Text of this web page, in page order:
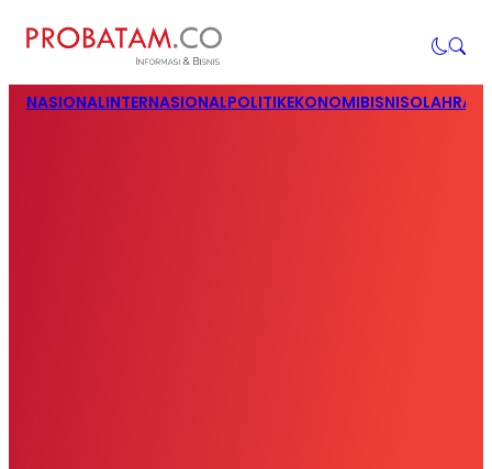
NASIONALINTERNASIONALPOLITIKEKONOMIBISNIS